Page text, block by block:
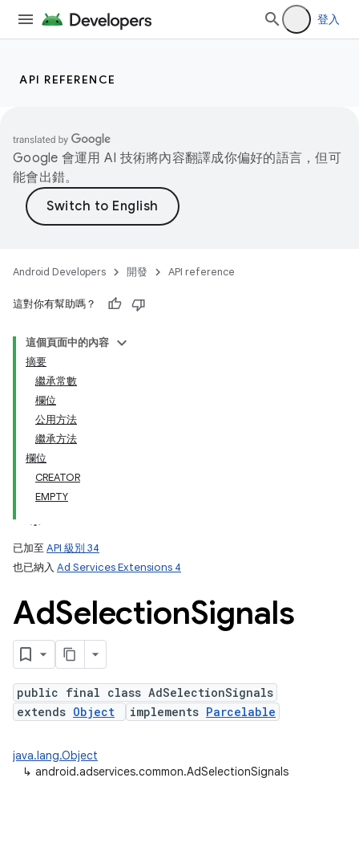
登入
API REFERENCE
Google 會運用 AI 技術將內容翻譯成你偏好的語言，但可
能會出錯。
Android Developers 開發 API reference
這對你有幫助嗎？
這個頁面中的內容
摘要
繼承常數
欄位
公用方法
繼承方法
欄位
CREATOR
EMPTY
已加至 API 級別 34
也已納入 Ad Services Extensions 4
AdSelectionSignals
public final class AdSelectionSignals
extends Object implements Parcelable
java.lang.Object
↳ android.adservices.common.AdSelectionSignals